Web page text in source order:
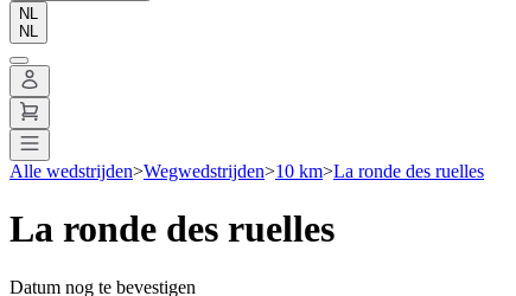
NL
NL
Alle wedstrijden>Wegwedstrijden>10 km>La ronde des ruelles
La ronde des ruelles
Datum nog te bevestigen